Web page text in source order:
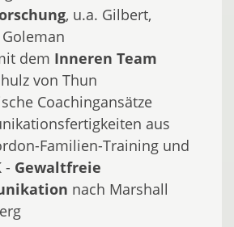
, u.a. Gilbert,
dem Inneren Team
von Thun
Coachingansätze
aus
Familien-Training und
- Gewaltfreie
nach Marshall